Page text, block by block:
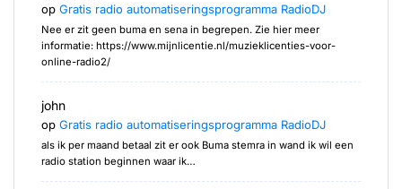
op Gratis radio automatiseringsprogramma RadioDJ
Nee er zit geen buma en sena in begrepen. Zie hier meer
informatie: https://www.mijnlicentie.nl/muzieklicenties-voor-
online-radio2/
john
op Gratis radio automatiseringsprogramma RadioDJ
als ik per maand betaal zit er ook Buma stemra in wand ik wil een
radio station beginnen waar ik…